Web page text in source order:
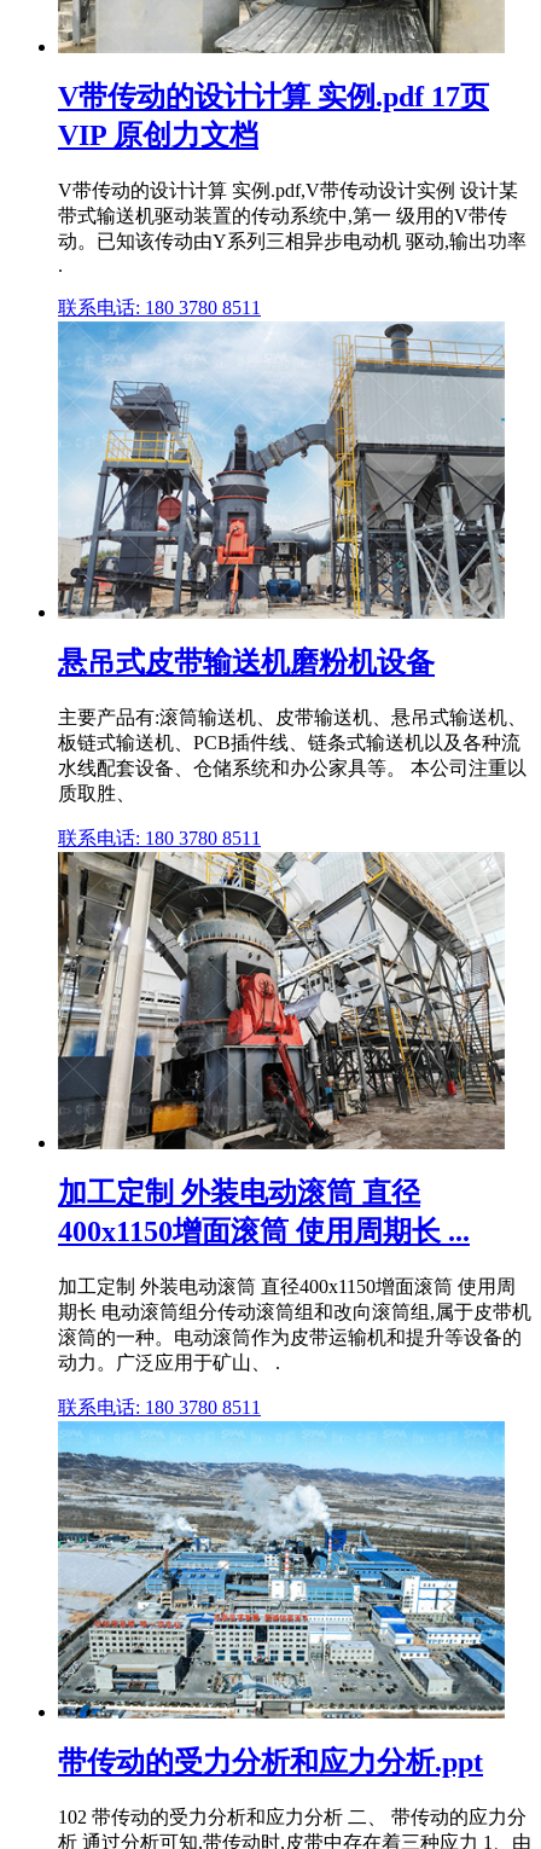
V带传动的设计计算 实例.pdf 17页
VIP 原创力文档
V带传动的设计计算 实例.pdf,V带传动设计实例 设计某
带式输送机驱动装置的传动系统中,第一 级用的V带传
动。已知该传动由Y系列三相异步电动机 驱动,输出功率
.
联系电话: 180 3780 8511
悬吊式皮带输送机磨粉机设备
主要产品有:滚筒输送机、皮带输送机、悬吊式输送机、
板链式输送机、PCB插件线、链条式输送机以及各种流
水线配套设备、仓储系统和办公家具等。 本公司注重以
质取胜、
联系电话: 180 3780 8511
加工定制 外装电动滚筒 直径
400x1150增面滚筒 使用周期长 ...
加工定制 外装电动滚筒 直径400x1150增面滚筒 使用周
期长 电动滚筒组分传动滚筒组和改向滚筒组,属于皮带机
滚筒的一种。电动滚筒作为皮带运输机和提升等设备的
动力。广泛应用于矿山、 .
联系电话: 180 3780 8511
带传动的受力分析和应力分析.ppt
102 带传动的受力分析和应力分析 二、 带传动的应力分
析 通过分析可知,带传动时,皮带中存在着三种应力 1、由